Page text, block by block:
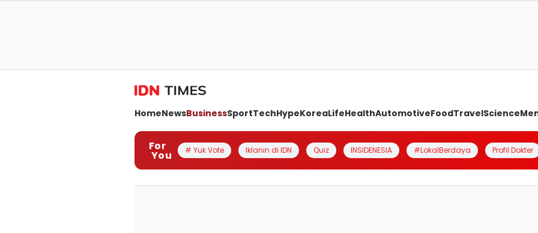
HomeNewsBusinessSportTechHypeKoreaLifeHealthAutomotiveFoodTravelScience
For
You # Yuk Vote Iklanin di IDN Quiz INSIDENESIA #LokalBerdaya Profil Dokter